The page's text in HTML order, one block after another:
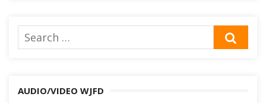
Search
AUDIO/VIDEO WJFD